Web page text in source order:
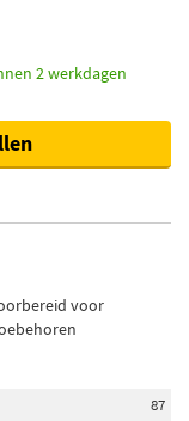
2 werkdagen
voor
87